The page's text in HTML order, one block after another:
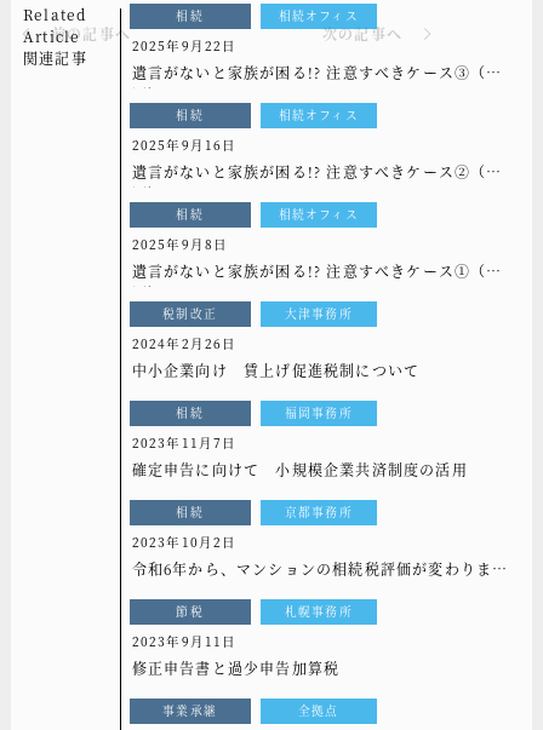
前の記事へ 次の記事へ
Related
Article
関連記事
相続 相続オフィス
2025年9月22日
遺言がないと家族が困る!? 注意すべきケース③（全3
回）
相続 相続オフィス
2025年9月16日
遺言がないと家族が困る!? 注意すべきケース②（全3
回）
相続 相続オフィス
2025年9月8日
遺言がないと家族が困る!? 注意すべきケース①（全3
回）
税制改正 大津事務所
2024年2月26日
中小企業向け 賃上げ促進税制について
相続 福岡事務所
2023年11月7日
確定申告に向けて 小規模企業共済制度の活用
相続 京都事務所
2023年10月2日
令和6年から、マンションの相続税評価が変わりま
節税 札幌事務所
2023年9月11日
修正申告書と過少申告加算税
事業承継 全拠点